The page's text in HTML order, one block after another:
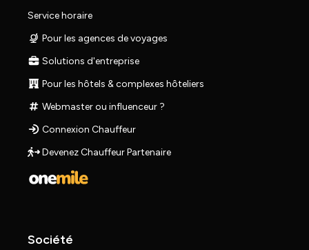
Service horaire
Pour les agences de voyages
Solutions d'entreprise
Pour les hôtels & complexes hôteliers
Webmaster ou influenceur ?
Connexion Chauffeur
Devenez Chauffeur Partenaire
Société